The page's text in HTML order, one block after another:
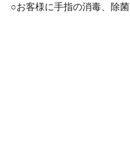
○お客様に手指の消毒、除菌